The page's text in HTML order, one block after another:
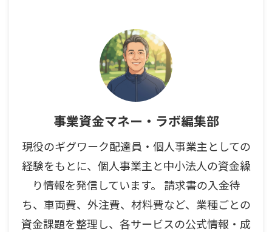
事業資金マネー・ラボ編集部
現役のギグワーク配達員・個人事業主としての
経験をもとに、個人事業主と中小法人の資金繰
り情報を発信しています。 請求書の入金待
ち、車両費、外注費、材料費など、業種ごとの
資金課題を整理し、各サービスの公式情報・成